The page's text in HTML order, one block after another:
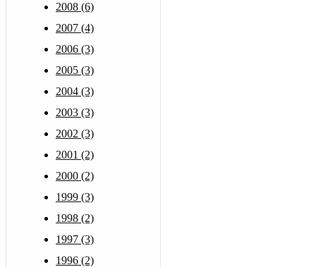
2008 (6)
2007 (4)
2006 (3)
2005 (3)
2004 (3)
2003 (3)
2002 (3)
2001 (2)
2000 (2)
1999 (3)
1998 (2)
1997 (3)
1996 (2)